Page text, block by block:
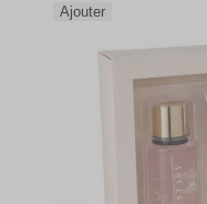
Ajouter